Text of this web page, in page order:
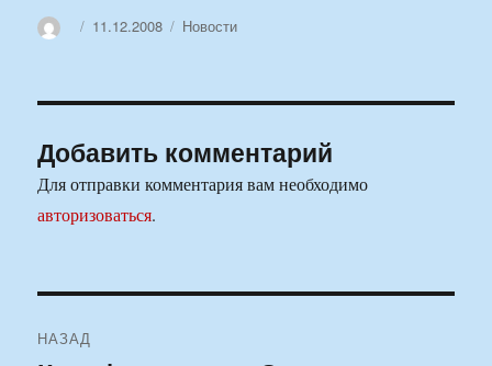
АвторОпубликовано
11.12.2008 Рубрики
Новости
Добавить комментарий
Для отправки комментария вам необходимо
авторизоваться.
НАЗАД